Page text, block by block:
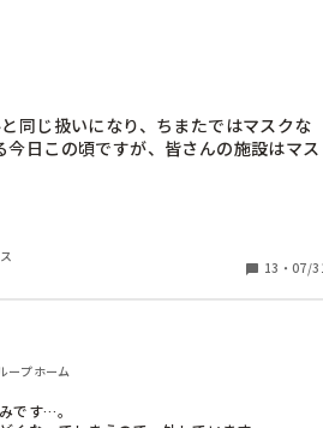
訳ないですが家族に呆れてしまい
デイはお休みして頂だかないといけま
って頂いても構いませんが、帰りに
場へ戻りました。
ものの蒸し暑い部屋で寝かされている利
意識はあるもののぐったりされていて
点を見つめておられる状態😳
熱測ると38.6😡
して💢
着かせてから今日もデイはお休みして頂
って、身なりに表れていませんか？お風呂に
。心が痛いです。
同じ扱いになり、ちまたではマスクな
今日この頃ですが、皆さんの施設はマス
だけでも暑いのにフェイスガードしたら
フェイスガードは私はしてません。
の時はフェイスガードしなくて良くて、
13 ・ 07/
ープホーム
です…。